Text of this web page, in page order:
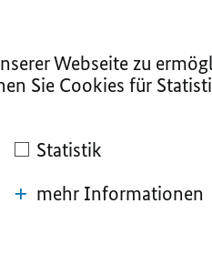
Webseite zu
Sie Cookies für
Statistik
mehr Informationen